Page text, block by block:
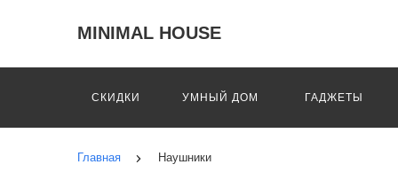
MINIMAL HOUSE
СКИДКИ УМНЫЙ ДОМ ГАДЖЕТЫ
Главная Наушники